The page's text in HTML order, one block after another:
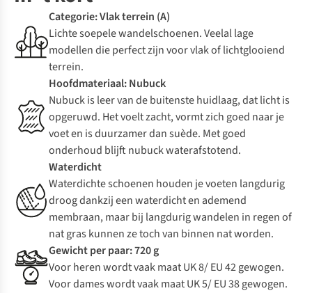
Categorie: Vlak terrein (A)
Lichte soepele wandelschoenen. Veelal lage
modellen die perfect zijn voor vlak of lichtglooiend
terrein.
Hoofdmateriaal: Nubuck
Nubuck is leer van de buitenste huidlaag, dat licht is
opgeruwd. Het voelt zacht, vormt zich goed naar je
voet en is duurzamer dan suède. Met goed
onderhoud blijft nubuck waterafstotend.
Waterdicht
Waterdichte schoenen houden je voeten langdurig
droog dankzij een waterdicht en ademend
membraan, maar bij langdurig wandelen in regen of
nat gras kunnen ze toch van binnen nat worden.
Gewicht per paar: 720 g
Voor heren wordt vaak maat UK 8/ EU 42 gewogen.
Voor dames wordt vaak maat UK 5/ EU 38 gewogen.